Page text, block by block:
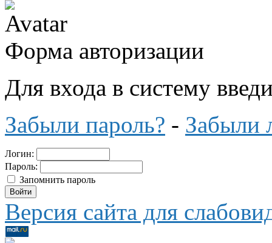
Форма авторизации
Для входа в систему
Забыли пароль? - Забыли
Логин:
Пароль:
Запомнить пароль
Версия сайта для